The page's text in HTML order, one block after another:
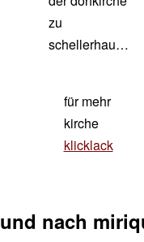
zu
schellerhau…
für mehr
kirche
klicklack
und nach